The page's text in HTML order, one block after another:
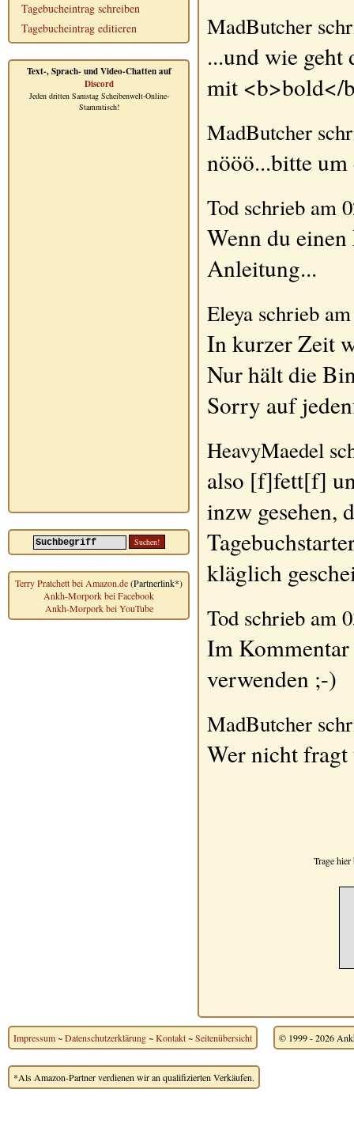
Tagebucheintrag schreiben
Tagebucheintrag editieren
Text-, Sprach- und Video-Chatten auf
Discord
Jeden dritten Samstag Scheibenwelt-Online-
Stammtisch!
Terry Pratchett bei Amazon.de(Partnerlink*)
Ankh-Morpork bei Facebook
Ankh-Morpork bei YouTube
MadButcher
...und wie geht
mit <b>bold</
MadButcher
nööö...bitte
Tod schrieb am
Wenn du
Anleitung...
Eleya schrieb
In kurzer Zeit
Nur hält die
Sorry auf
HeavyMaedel
also [f]fett[f]
inzw gesehen,
kläglich
Tod schrieb am
Im Kommentar
verwenden ;-)
MadButcher
Wer nicht
Trage
Impressum~Datenschutzerklärung~Kontakt~Seitenübersicht © 1999 - 2026
*Als Amazon-Partner verdienen wir an qualifizierten Verkäufen.